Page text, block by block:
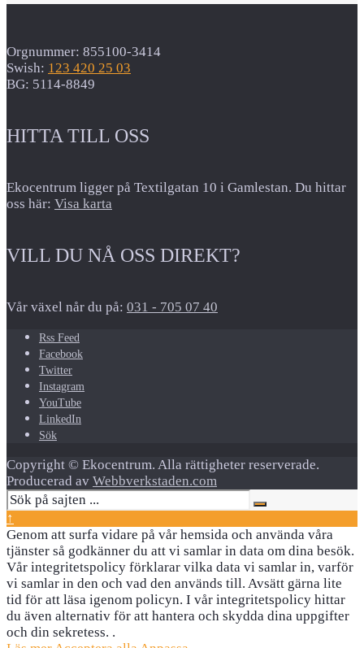
Orgnummer: 855100-3414
Swish: 123 420 25 03
BG: 5114-8849
HITTA TILL OSS
Ekocentrum ligger på Textilgatan 10 i Gamlestan. Du hittar
oss här: Visa karta
VILL DU NÅ OSS DIREKT?
Vår växel når du på: 031 - 705 07 40
Rss Feed
Facebook
Twitter
Instagram
YouTube
LinkedIn
Sök
Copyright © Ekocentrum. Alla rättigheter reserverade.
Producerad av Webbverkstaden.com
↑
Genom att surfa vidare på vår hemsida och använda våra
tjänster så godkänner du att vi samlar in data om dina besök.
Vår integritetspolicy förklarar vilka data vi samlar in, varför
vi samlar in den och vad den används till. Avsätt gärna lite
tid för att läsa igenom policyn. I vår integritetspolicy hittar
du även alternativ för att hantera och skydda dina uppgifter
och din sekretess. .